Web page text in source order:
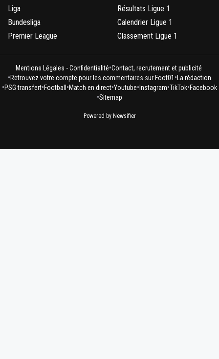
Liga
Bundesliga
Premier League
Résultats Ligue 1
Calendrier Ligue 1
Classement Ligue 1
Mentions Légales - Confidentialité•Contact, recrutement et publicité
•Retrouvez votre compte pour les commentaires sur Foot01 • La rédaction
•PSG transfert•Football •Match en direct•Youtube• Instagram•TikTok•Facebook
•Sitemap
Powered by Newsifier